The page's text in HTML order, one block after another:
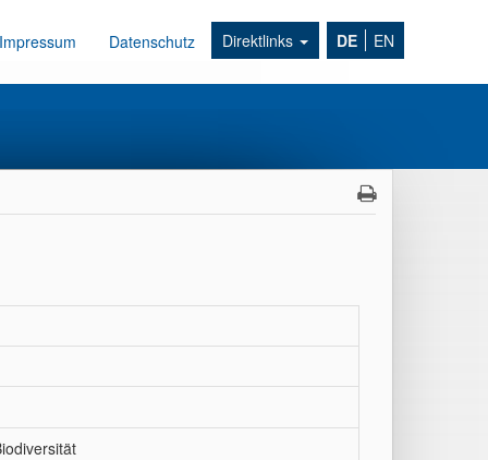
Impressum Datenschutz Direktlinks DE EN